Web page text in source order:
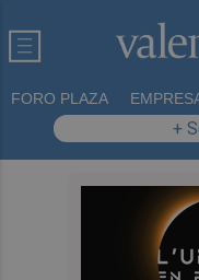
FORO PLAZA
+